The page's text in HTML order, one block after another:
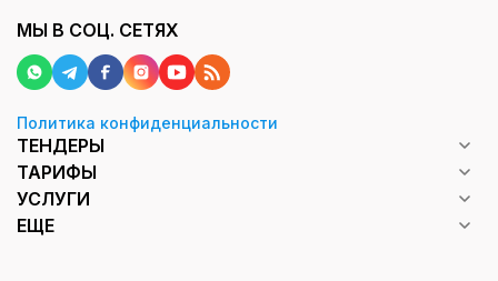
МЫ В СОЦ. СЕТЯХ
Политика конфиденциальности
ТЕНДЕРЫ
ТАРИФЫ
УСЛУГИ
ЕЩЕ